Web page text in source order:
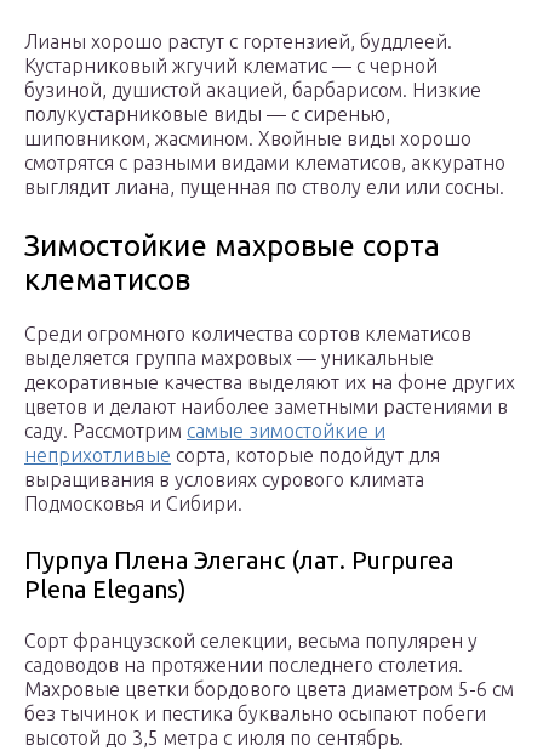
Лианы хорошо растут с гортензией, буддлеей.
Кустарниковый жгучий клематис — с черной
бузиной, душистой акацией, барбарисом. Низкие
полукустарниковые виды — с сиренью,
шиповником, жасмином. Хвойные виды хорошо
смотрятся с разными видами клематисов, аккуратно
выглядит лиана, пущенная по стволу ели или сосны.
Зимостойкие махровые сорта
клематисов
Среди огромного количества сортов клематисов
выделяется группа махровых — уникальные
декоративные качества выделяют их на фоне других
цветов и делают наиболее заметными растениями в
саду. Рассмотрим самые зимостойкие и
неприхотливые сорта, которые подойдут для
выращивания в условиях сурового климата
Подмосковья и Сибири.
Пурпуа Плена Элеганс (лат. Purpurea
Plena Elegans)
Сорт французской селекции, весьма популярен у
садоводов на протяжении последнего столетия.
Махровые цветки бордового цвета диаметром 5-6 см
без тычинок и пестика буквально осыпают побеги
высотой до 3,5 метра с июля по сентябрь.